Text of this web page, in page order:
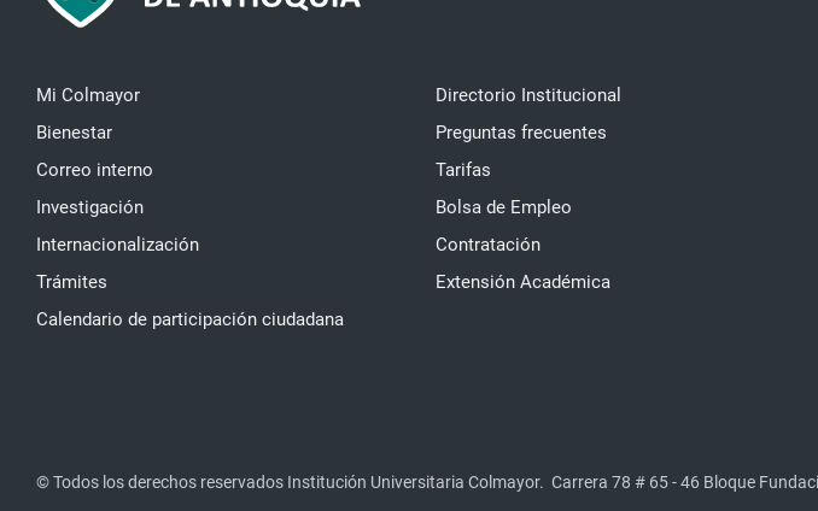
Mi Colmayor
Bienestar
Correo interno
Investigación
Internacionalización
Trámites
Calendario de participación ciudadana
Directorio Institucional
Preguntas frecuentes
Tarifas
Bolsa de Empleo
Contratación
Extensión Académica
© Todos los derechos reservados Institución Universitaria Colmayor. Carrera 78 # 65 - 46 Bloque